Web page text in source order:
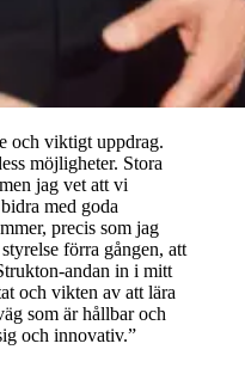
och viktigt uppdrag.
möjligheter. Stora
jag vet att vi
med goda
precis som jag
förra gången, att
andan in i mitt
och vikten av att lära
som är hållbar och
och innovativ.”